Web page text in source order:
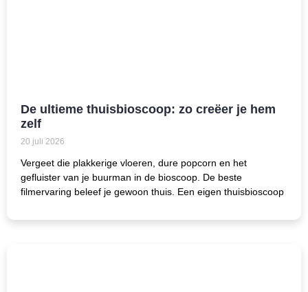
De ultieme thuisbioscoop: zo creëer je hem
zelf
20 juli 2026
Vergeet die plakkerige vloeren, dure popcorn en het
gefluister van je buurman in de bioscoop. De beste
filmervaring beleef je gewoon thuis. Een eigen thuisbioscoop